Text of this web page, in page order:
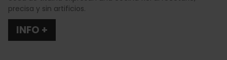
precisa y sin artificios.
INFO +